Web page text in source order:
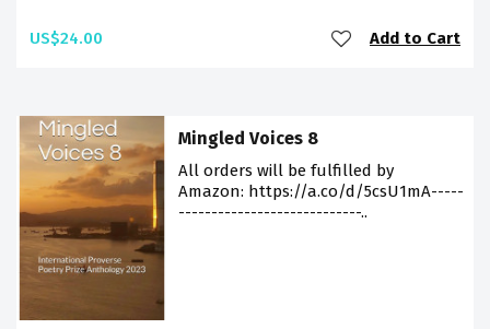
US$24.00 Add to Cart
Mingled Voices 8
All orders will be fulfilled by
Amazon: https://a.co/d/5csU1mA-----
----------------------------..